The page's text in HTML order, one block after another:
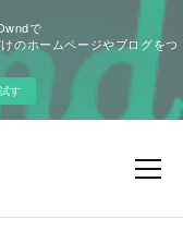
で
のホームページやブログをつ
す